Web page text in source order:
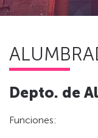
Depto. de
Funciones: